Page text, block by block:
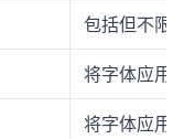
包括但不限
将字体应用
将字体应用